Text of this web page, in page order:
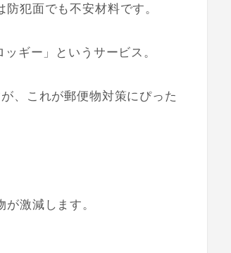
犯面でも不安材料です。
ギー」というサービス。
、これが郵便物対策にぴった
激減します。